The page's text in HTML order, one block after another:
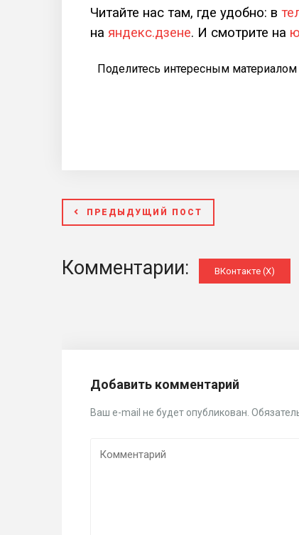
Читайте нас там, где удобно: в
на яндекс.дзене. И смотрите на
Поделитесь интересным
ПРЕДЫДУЩИЙ ПОСТ
Комментарии: ВКонтакте (X)
Добавить комментарий
Ваш e-mail не будет опубликован.